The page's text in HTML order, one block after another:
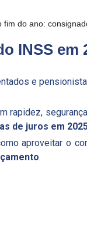
fim do ano:
INSS
e
rapidez,
de juros em
aproveitar o
.